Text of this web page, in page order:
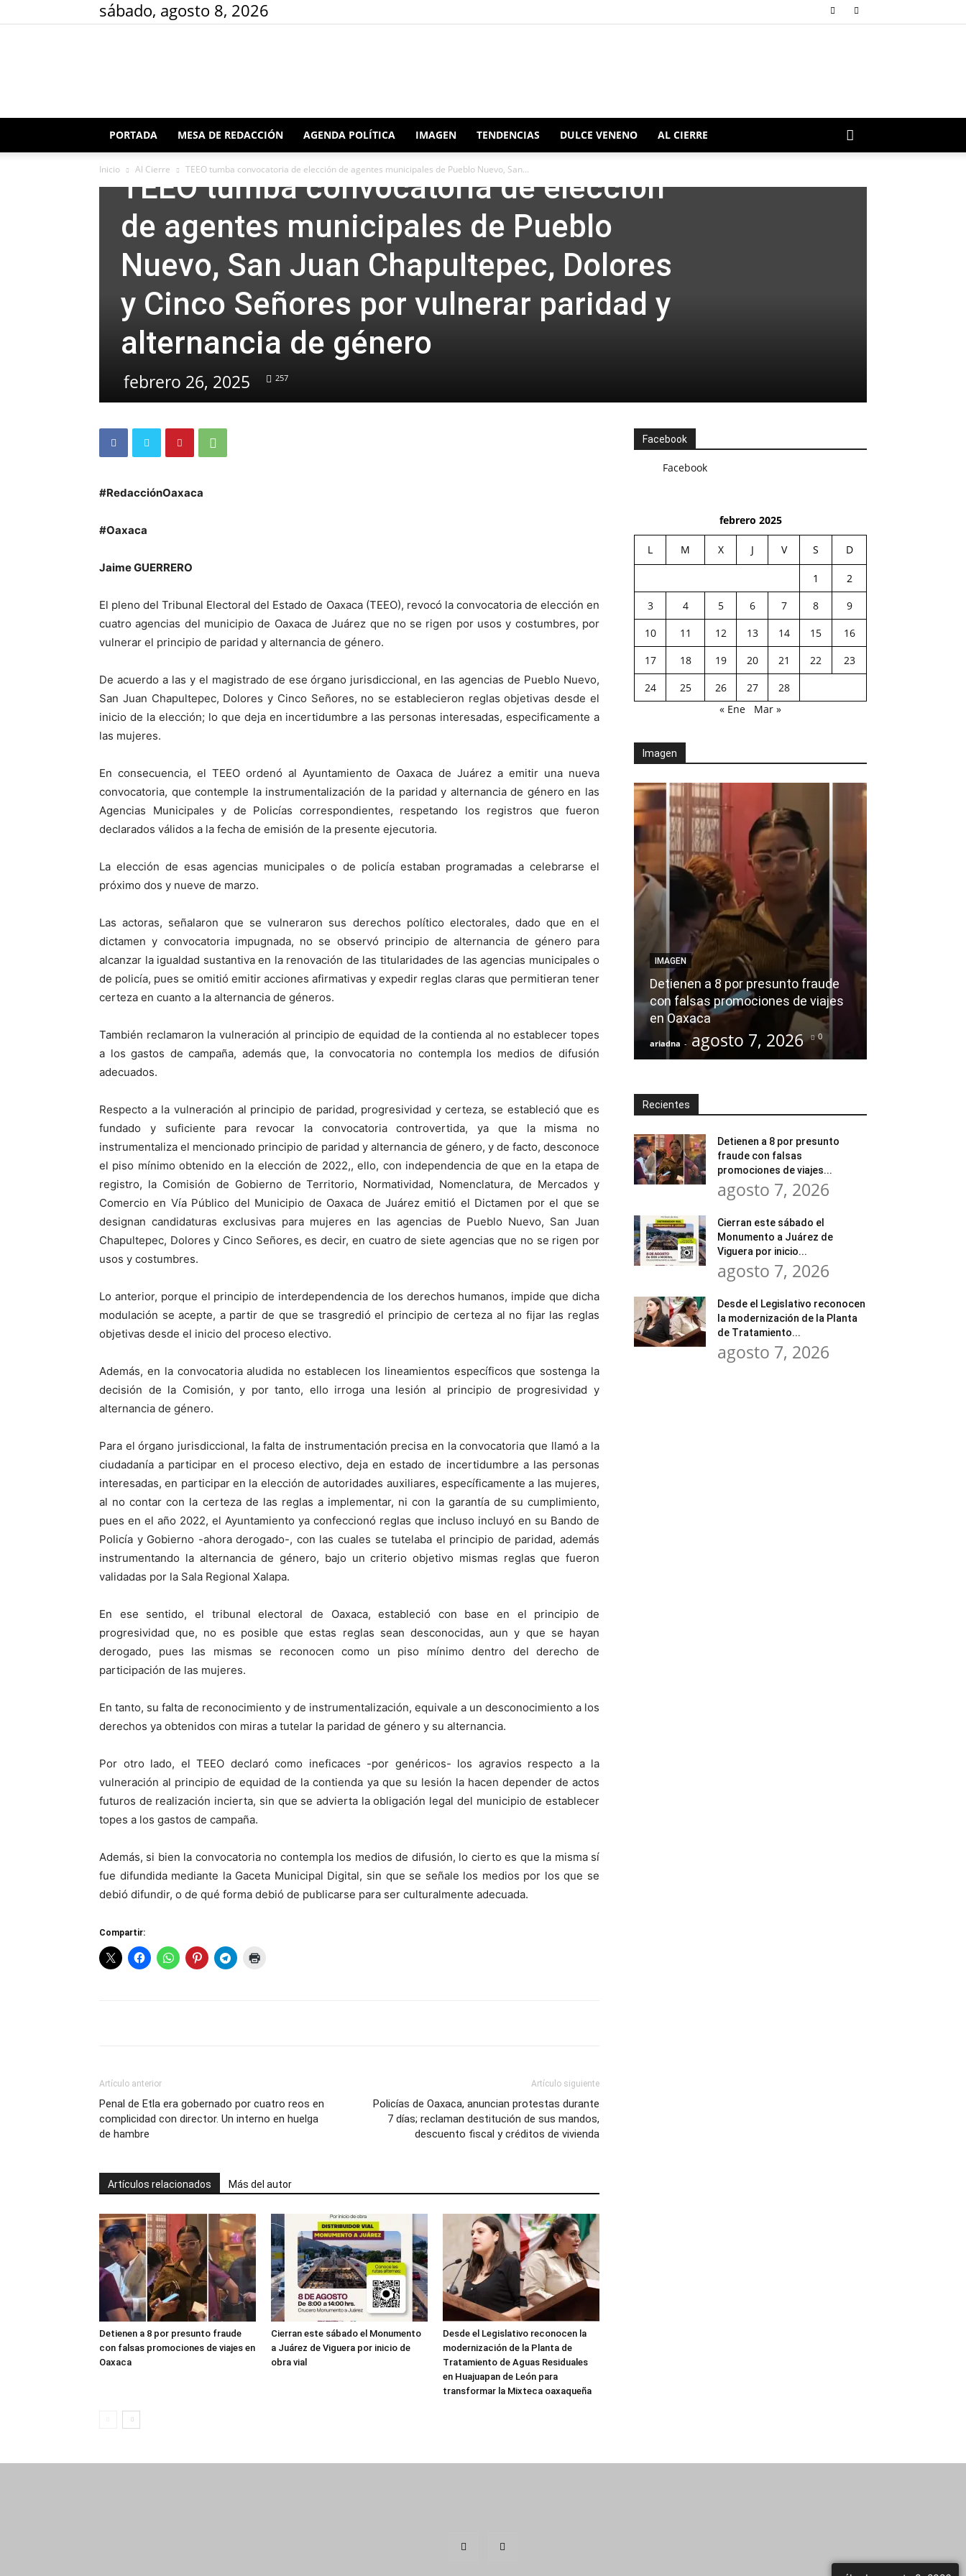
sábado, agosto 8, 2026
Redacción
Oaxaca
PORTADA MESA DE REDACCIÓN AGENDA POLÍTICA IMAGEN TENDENCIAS DULCE VENENO AL CIERRE
Inicio Al Cierre TEEO tumba convocatoria de elección de agentes municipales de Pueblo Nuevo, San...
Al Cierre Imagen Mesa de Redacción
TEEO tumba convocatoria de elección
de agentes municipales de Pueblo
Nuevo, San Juan Chapultepec, Dolores
y Cinco Señores por vulnerar paridad y
alternancia de género
febrero 26, 2025 257
#RedacciónOaxaca
#Oaxaca
Jaime GUERRERO
El pleno del Tribunal Electoral del Estado de Oaxaca (TEEO), revocó la convocatoria de elección en
cuatro agencias del municipio de Oaxaca de Juárez que no se rigen por usos y costumbres, por
vulnerar el principio de paridad y alternancia de género.
De acuerdo a las y el magistrado de ese órgano jurisdiccional, en las agencias de Pueblo Nuevo,
San Juan Chapultepec, Dolores y Cinco Señores, no se establecieron reglas objetivas desde el
inicio de la elección; lo que deja en incertidumbre a las personas interesadas, especificamente a
las mujeres.
En consecuencia, el TEEO ordenó al Ayuntamiento de Oaxaca de Juárez a emitir una nueva
convocatoria, que contemple la instrumentalización de la paridad y alternancia de género en las
Agencias Municipales y de Policías correspondientes, respetando los registros que fueron
declarados válidos a la fecha de emisión de la presente ejecutoria.
La elección de esas agencias municipales o de policía estaban programadas a celebrarse el
próximo dos y nueve de marzo.
Las actoras, señalaron que se vulneraron sus derechos político electorales, dado que en el
dictamen y convocatoria impugnada, no se observó principio de alternancia de género para
alcanzar la igualdad sustantiva en la renovación de las titularidades de las agencias municipales o
de policía, pues se omitió emitir acciones afirmativas y expedir reglas claras que permitieran tener
certeza en cuanto a la alternancia de géneros.
También reclamaron la vulneración al principio de equidad de la contienda al no establecer topes
a los gastos de campaña, además que, la convocatoria no contempla los medios de difusión
adecuados.
Respecto a la vulneración al principio de paridad, progresividad y certeza, se estableció que es
fundado y suficiente para revocar la convocatoria controvertida, ya que la misma no
instrumentaliza el mencionado principio de paridad y alternancia de género, y de facto, desconoce
el piso mínimo obtenido en la elección de 2022,, ello, con independencia de que en la etapa de
registro, la Comisión de Gobierno de Territorio, Normatividad, Nomenclatura, de Mercados y
Comercio en Vía Público del Municipio de Oaxaca de Juárez emitió el Dictamen por el que se
designan candidaturas exclusivas para mujeres en las agencias de Pueblo Nuevo, San Juan
Chapultepec, Dolores y Cinco Señores, es decir, en cuatro de siete agencias que no se rigen por
usos y costumbres.
Lo anterior, porque el principio de interdependencia de los derechos humanos, impide que dicha
modulación se acepte, a partir de que se trasgredió el principio de certeza al no fijar las reglas
objetivas desde el inicio del proceso electivo.
Además, en la convocatoria aludida no establecen los lineamientos específicos que sostenga la
decisión de la Comisión, y por tanto, ello irroga una lesión al principio de progresividad y
alternancia de género.
Para el órgano jurisdiccional, la falta de instrumentación precisa en la convocatoria que llamó a la
ciudadanía a participar en el proceso electivo, deja en estado de incertidumbre a las personas
interesadas, en participar en la elección de autoridades auxiliares, específicamente a las mujeres,
al no contar con la certeza de las reglas a implementar, ni con la garantía de su cumplimiento,
pues en el año 2022, el Ayuntamiento ya confeccionó reglas que incluso incluyó en su Bando de
Policía y Gobierno -ahora derogado-, con las cuales se tutelaba el principio de paridad, además
instrumentando la alternancia de género, bajo un criterio objetivo mismas reglas que fueron
validadas por la Sala Regional Xalapa.
En ese sentido, el tribunal electoral de Oaxaca, estableció con base en el principio de
progresividad que, no es posible que estas reglas sean desconocidas, aun y que se hayan
derogado, pues las mismas se reconocen como un piso mínimo dentro del derecho de
participación de las mujeres.
En tanto, su falta de reconocimiento y de instrumentalización, equivale a un desconocimiento a los
derechos ya obtenidos con miras a tutelar la paridad de género y su alternancia.
Por otro lado, el TEEO declaró como ineficaces -por genéricos- los agravios respecto a la
vulneración al principio de equidad de la contienda ya que su lesión la hacen depender de actos
futuros de realización incierta, sin que se advierta la obligación legal del municipio de establecer
topes a los gastos de campaña.
Además, si bien la convocatoria no contempla los medios de difusión, lo cierto es que la misma sí
fue difundida mediante la Gaceta Municipal Digital, sin que se señale los medios por los que se
debió difundir, o de qué forma debió de publicarse para ser culturalmente adecuada.
Compartir:
Artículo anterior
Penal de Etla era gobernado por cuatro reos en
complicidad con director. Un interno en huelga
de hambre
Artículo siguiente
Policías de Oaxaca, anuncian protestas durante
7 días; reclaman destitución de sus mandos,
descuento fiscal y créditos de vivienda
Artículos relacionados Más del autor
Detienen a 8 por presunto fraude
con falsas promociones de viajes en
Oaxaca
Cierran este sábado el Monumento
a Juárez de Viguera por inicio de
obra vial
Desde el Legislativo reconocen la
modernización de la Planta de
Tratamiento de Aguas Residuales
en Huajuapan de León para
transformar la Mixteca oaxaqueña
Facebook
Facebook
febrero 2025
L M X J V S D
1
2
3
4 5 6 7 8
9
10
11 12 13 14 15
16
17
18 19 20 21 22
23
24
25 26 27
28
« Ene
Mar »
Imagen
IMAGEN
Detienen a 8 por presunto fraude
con falsas promociones de viajes
en Oaxaca
ariadna - agosto 7, 2026 0
Recientes
Detienen a 8 por presunto
fraude con falsas
promociones de viajes...
agosto 7, 2026
Cierran este sábado el
Monumento a Juárez de
Viguera por inicio...
agosto 7, 2026
Desde el Legislativo reconocen
la modernización de la Planta
de Tratamiento...
agosto 7, 2026